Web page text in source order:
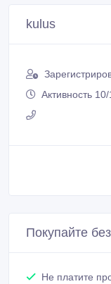
kulus
Активность
Покупайте
Не платите